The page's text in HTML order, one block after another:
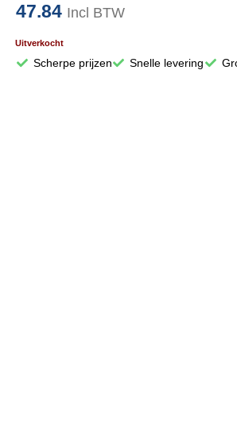
47.84 Incl BTW
Uitverkocht
Scherpe prijzen Snelle levering